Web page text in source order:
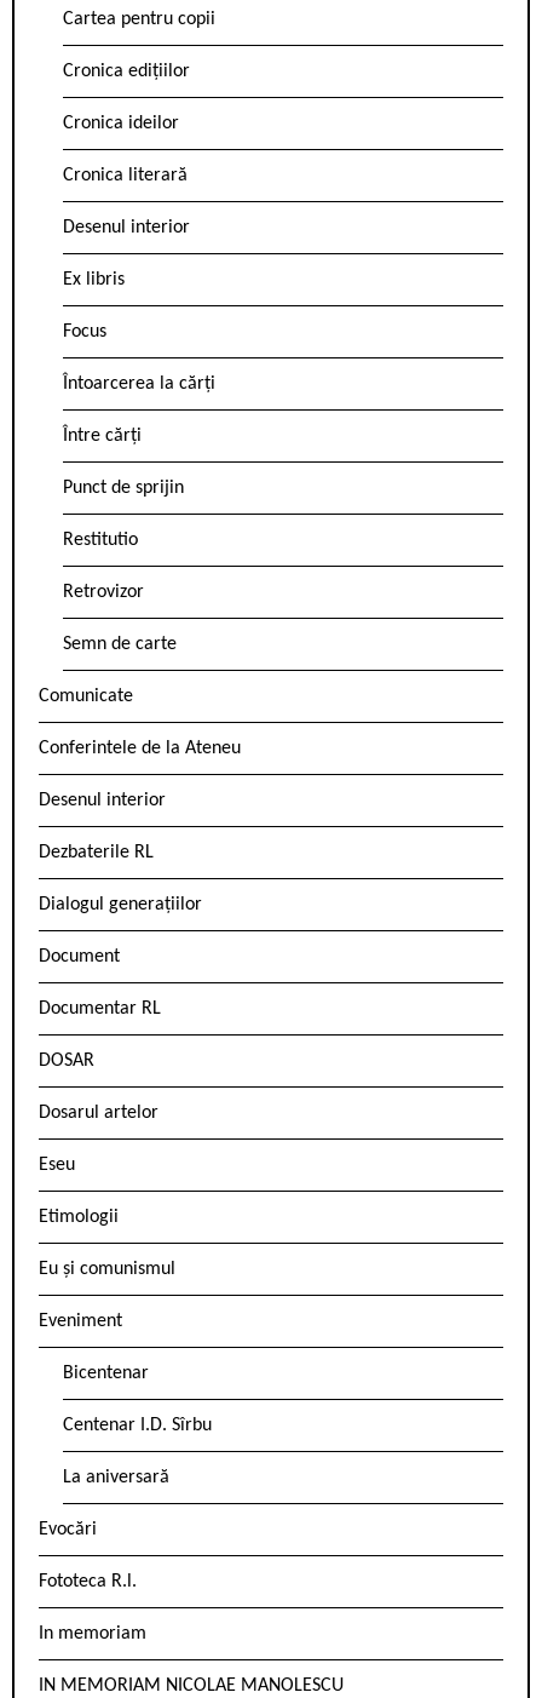
Cartea pentru copii
Cronica edițiilor
Cronica ideilor
Cronica literară
Desenul interior
Ex libris
Focus
Întoarcerea la cărți
Între cărți
Punct de sprijin
Restitutio
Retrovizor
Semn de carte
Comunicate
Conferintele de la Ateneu
Desenul interior
Dezbaterile RL
Dialogul generațiilor
Document
Documentar RL
DOSAR
Dosarul artelor
Eseu
Etimologii
Eu și comunismul
Eveniment
Bicentenar
Centenar I.D. Sîrbu
La aniversară
Evocări
Fototeca R.l.
In memoriam
IN MEMORIAM NICOLAE MANOLESCU